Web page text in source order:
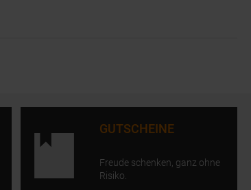
GUTSCHEINE
Freude schenken, ganz ohne
Risiko.